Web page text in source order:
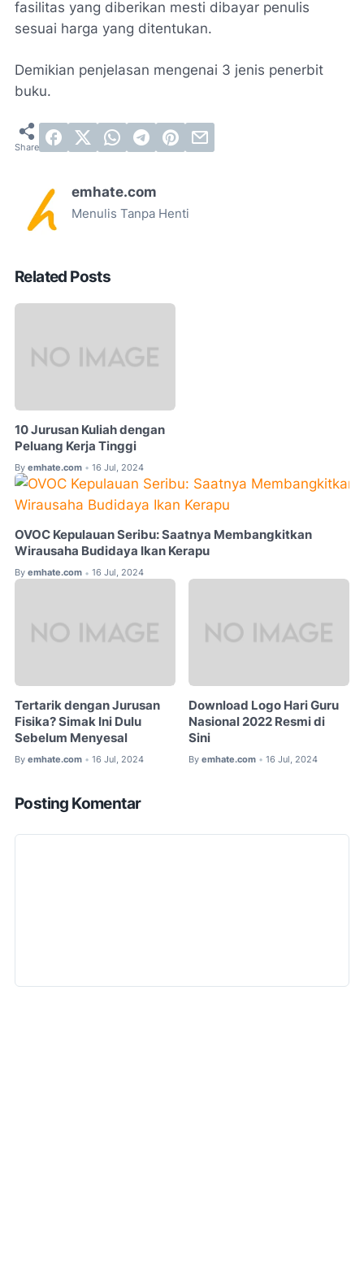
fasilitas yang diberikan mesti dibayar penulis
sesuai harga yang ditentukan.
Demikian penjelasan mengenai 3 jenis penerbit
buku.
emhate.com
Menulis Tanpa Henti
Related Posts
10 Jurusan Kuliah dengan
Peluang Kerja Tinggi
By emhate.com • 16 Jul, 2024
OVOC Kepulauan Seribu: Saatnya Membangkitkan
Wirausaha Budidaya Ikan Kerapu
By emhate.com • 16 Jul, 2024
Tertarik dengan Jurusan
Fisika? Simak Ini Dulu
Sebelum Menyesal
By emhate.com • 16 Jul, 2024
Download Logo Hari Guru
Nasional 2022 Resmi di
Sini
By emhate.com • 16 Jul, 2024
Posting Komentar